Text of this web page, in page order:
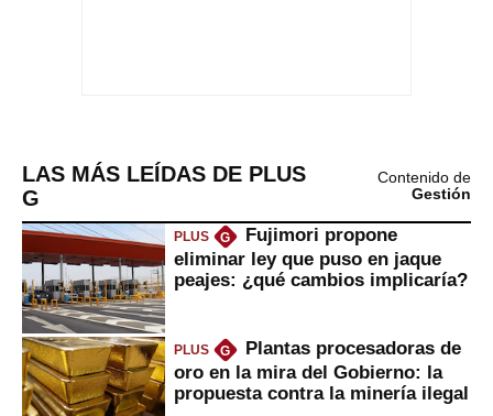
LAS MÁS LEÍDAS DE PLUS
G
Contenido de
Gestión
PLUS G
Fujimori propone
eliminar ley que puso en jaque
peajes: ¿qué cambios implicaría?
PLUS G
Plantas procesadoras de
oro en la mira del Gobierno: la
propuesta contra la minería ilegal